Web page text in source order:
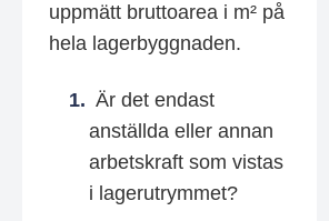
uppmätt bruttoarea i m² på
hela lagerbyggnaden.
Är det endast
anställda eller annan
arbetskraft som vistas
i lagerutrymmet?